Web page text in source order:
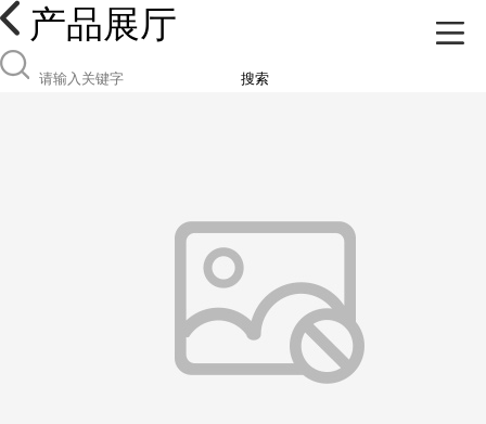
产品展厅
搜索